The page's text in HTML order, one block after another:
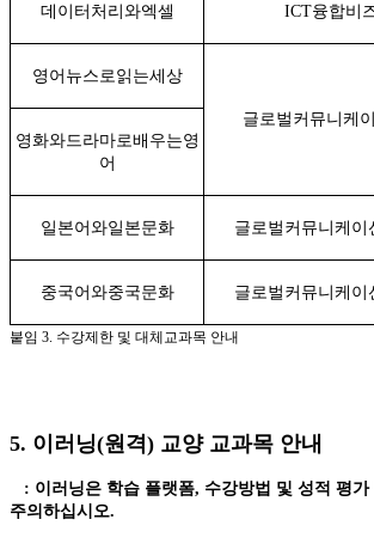
데이터처리와엑셀 ICT융합비
영어뉴스로읽는세상
글로벌커뮤니케
영화와드라마로배우는영
어
일본어와일본문화 글로벌커뮤니케이
중국어와중국문화 글로벌커뮤니케이
붙임 3. 수강제한 및 대체교과목 안내
5. 이러닝(원격) 교양 교과목 안내
: 이러닝은 학습 플랫폼, 수강방법 및 성적 평
주의하십시오.